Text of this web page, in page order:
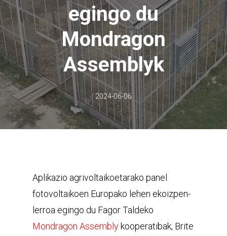
egingo du
Mondragon
Assemblyk
2024-06-06
Aplikazio agrivoltaikoetarako panel
fotovoltaikoen Europako lehen ekoizpen-
lerroa egingo du Fagor Taldeko
Mondragon Assembly kooperatibak, Brite